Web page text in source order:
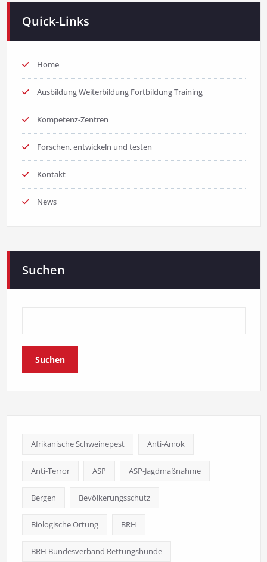
Quick-Links
Home
Ausbildung Weiterbildung Fortbildung Training
Kompetenz-Zentren
Forschen, entwickeln und testen
Kontakt
News
Suchen
Suchen
Afrikanische Schweinepest Anti-Amok
Anti-Terror ASP ASP-Jagdmaßnahme
Bergen Bevölkerungsschutz
Biologische Ortung BRH
BRH Bundesverband Rettungshunde